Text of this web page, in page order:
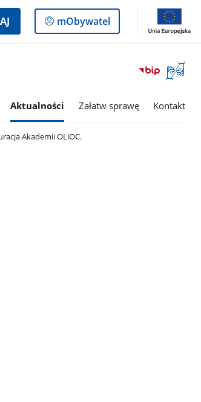
Logowanie
do
mObywatel
Otwórz
okno
Aktualności Załatw sprawę Kontakt
Akademii OLiOC.